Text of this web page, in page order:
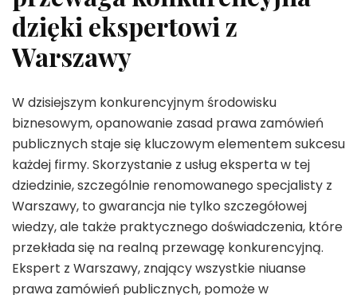
dzięki ekspertowi z
Warszawy
W dzisiejszym konkurencyjnym środowisku
biznesowym, opanowanie zasad prawa zamówień
publicznych staje się kluczowym elementem sukcesu
każdej firmy. Skorzystanie z usług eksperta w tej
dziedzinie, szczególnie renomowanego specjalisty z
Warszawy, to gwarancja nie tylko szczegółowej
wiedzy, ale także praktycznego doświadczenia, które
przekłada się na realną przewagę konkurencyjną.
Ekspert z Warszawy, znający wszystkie niuanse
prawa zamówień publicznych, pomoże w